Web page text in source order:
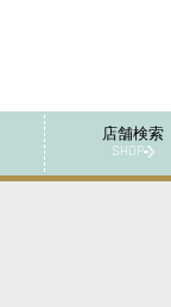
店舗検索
SHOP